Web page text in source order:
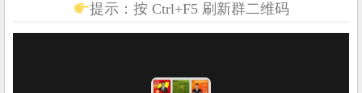
提示：按 Ctrl+F5 刷新群二维码